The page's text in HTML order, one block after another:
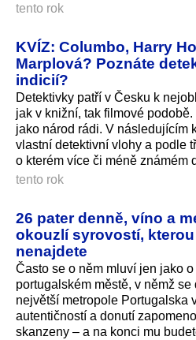
tento rok
KVÍZ: Columbo, Harry
Marplová? Poznáte
indicií?
Detektivky patří v Česku k
jak v knižní, tak filmové
jako národ rádi. V následujícím
vlastní detektivní vlohy a podle
o kterém více či méně známém
tento rok
26 pater denně, víno a
okouzlí syrovostí,
nenajdete
Často se o něm mluví jen jako o
portugalském městě, v němž
největší metropole Portugalska
autentičností a donutí
skanzeny – a na konci mu